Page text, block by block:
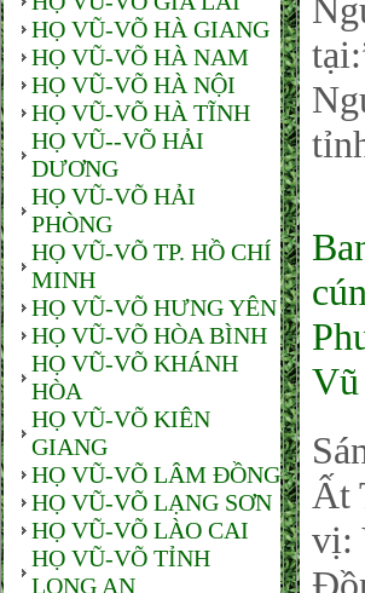
HỌ VŨ-VÕ HÀ GIANG
HỌ VŨ-VÕ HÀ NAM
HỌ VŨ-VÕ HÀ NỘI
HỌ VŨ-VÕ HÀ TĨNH
HỌ VŨ--VÕ HẢI
DƯƠNG
HỌ VŨ-VÕ HẢI
PHÒNG
HỌ VŨ-VÕ TP. HỒ CHÍ
MINH
HỌ VŨ-VÕ HƯNG YÊN
HỌ VŨ-VÕ HÒA BÌNH
HỌ VŨ-VÕ KHÁNH
HÒA
HỌ VŨ-VÕ KIÊN
GIANG
HỌ VŨ-VÕ LÂM ĐỒNG
HỌ VŨ-VÕ LẠNG SƠN
HỌ VŨ-VÕ LÀO CAI
HỌ VŨ-VÕ TỈNH
LONG AN
Vũ
Ất
vị: